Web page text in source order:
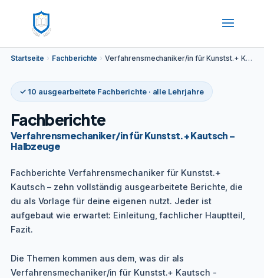
Startseite › Fachberichte › Verfahrensmechaniker/in für Kunstst.+ Kautsch – Halbzeuge
✓ 10 ausgearbeitete Fachberichte · alle Lehrjahre
Fachberichte
Verfahrensmechaniker/in für Kunstst.+ Kautsch –
Halbzeuge
Fachberichte Verfahrensmechaniker für Kunstst.+
Kautsch – zehn vollständig ausgearbeitete Berichte, die
du als Vorlage für deine eigenen nutzt. Jeder ist
aufgebaut wie erwartet: Einleitung, fachlicher Hauptteil,
Fazit.
Die Themen kommen aus dem, was dir als
Verfahrensmechaniker/in für Kunstst.+ Kautsch -